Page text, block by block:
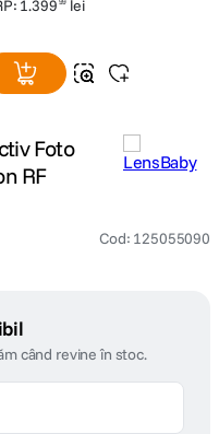
1.399 99 lei
Foto
RF
Cod: 125055090
când revine în stoc.